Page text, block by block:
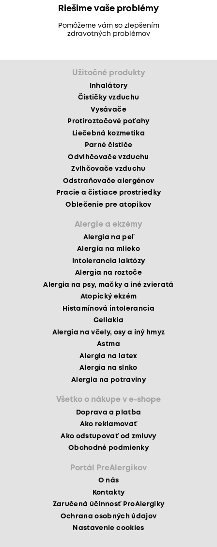
Riešime vaše problémy
Pomôžeme vám so zlepšením
zdravotných problémov
Užitočné produkty
Inhalátory
Čističky vzduchu
Vysávače
Protiroztočové poťahy
Liečebná kozmetika
Parné čističe
Odvlhčovače vzduchu
Zvlhčovače vzduchu
Odstraňovače alergénov
Pracie a čistiace prostriedky
Oblečenie pre atopikov
Alergie a ekzémy
Alergia na peľ
Alergia na mlieko
Intolerancia laktózy
Alergia na roztoče
Alergia na psy, mačky a iné zvieratá
Atopický ekzém
Histamínová intolerancia
Celiakia
Alergia na včely, osy a iný hmyz
Astma
Alergia na latex
Alergia na slnko
Alergia na potraviny
Všetko o nákupe v e-shope
Doprava a platba
Ako reklamovať
Ako odstupovať od zmluvy
Obchodné podmienky
Portál PreAlergikov
O nás
Kontakty
Zaručená účinnosť ProAlergiky
Ochrana osobných údajov
Nastavenie cookies